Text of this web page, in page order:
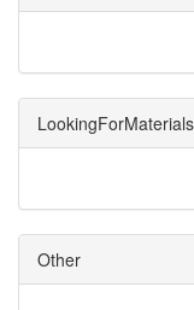
LookingForMaterials
Other